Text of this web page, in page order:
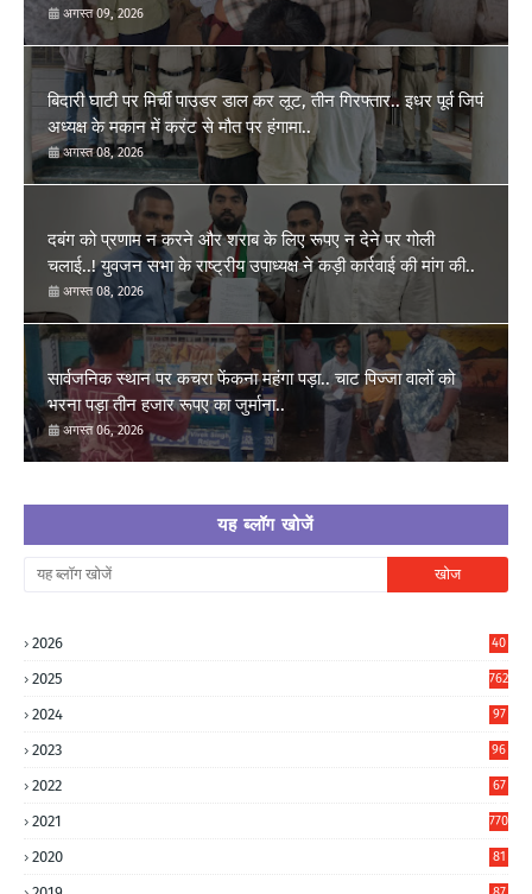
अगस्त 09, 2026
बिदारी घाटी पर मिर्ची पाउडर डाल कर लूट, तीन गिरफ्तार.. इधर पूर्व जिपं
अध्यक्ष के मकान में करंट से मौत पर हंगामा..
अगस्त 08, 2026
दबंग को प्रणाम न करने और शराब के लिए रूपए न देने पर गोली
चलाई..! युवजन सभा के राष्ट्रीय उपाध्यक्ष ने कड़ी कार्रवाई की मांग की..
अगस्त 08, 2026
सार्वजनिक स्थान पर कचरा फेंकना महंगा पड़ा.. चाट पिज्जा वालों को
भरना पड़ा तीन हजार रूपए का जुर्माना..
अगस्त 06, 2026
यह ब्लॉग खोजें
2026
40
2025 762
2024
97
2023
96
2022
67
2021 770
2020
81